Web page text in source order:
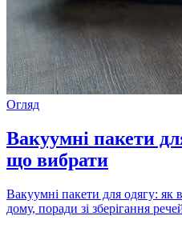
Огляд
Вакуумні пакети
що вибрати
Вакуумні пакети для одягу:
дому, поради зі зберігання